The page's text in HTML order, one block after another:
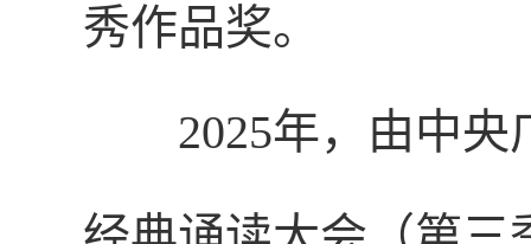
秀作品奖。
2025年，由中